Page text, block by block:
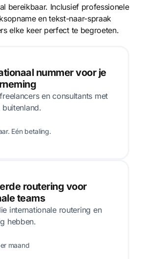
bereikbaar. Inclusief professionele
en tekst-naar-spraak
elke keer perfect te begroeten.
nummer voor je
en consultants met
buitenland.
Eén betaling.
routering voor
teams
internationale routering en
hebben.
maand